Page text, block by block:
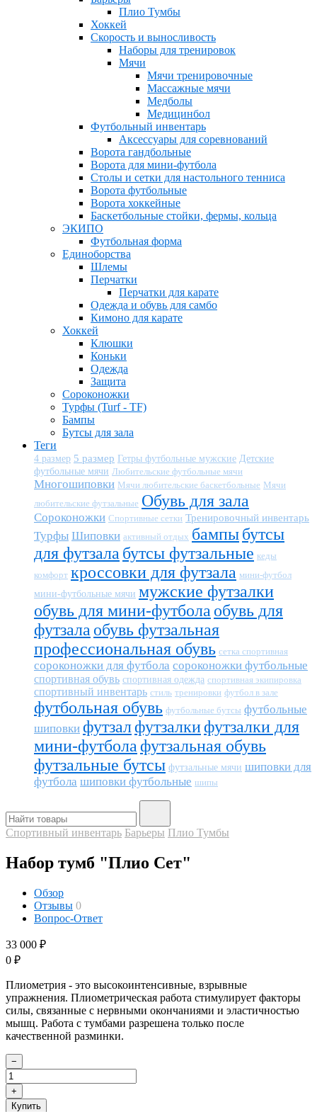
Плио Тумбы
Хоккей
Скорость и выносливость
Наборы для тренировок
Мячи
Мячи тренировочные
Массажные мячи
Медболы
Медицинбол
Футбольный инвентарь
Аксессуары для соревнований
Ворота гандбольные
Ворота для мини-футбола
Столы и сетки для настольного тенниса
Ворота футбольные
Ворота хоккейные
Баскетбольные стойки, фермы, кольца
ЭКИПО
Футбольная форма
Единоборства
Шлемы
Перчатки
Перчатки для карате
Одежда и обувь для самбо
Кимоно для карате
Хоккей
Клюшки
Коньки
Одежда
Защита
Сороконожки
Турфы (Turf - TF)
Бампы
Бутсы для зала
Теги
4 размер 5 размер Гетры футбольные мужские Детские
футбольные мячи Любительские футбольные мячи
Многошиповки Мячи любительские баскетбольные Мячи
любительские футзальные Обувь для зала
Сороконожки Спортивные сетки Тренировочный инвентарь
Турфы Шиповки активный отдых бампыбутсы
для футзала бутсы футзальные кеды
комфорт кроссовки для футзала мини-футбол
мини-футбольные мячи мужские футзалки
обувь для мини-футбола обувь для
футзала обувь футзальная
профессиональная обувь сетка спортивная
сороконожки для футбола сороконожки футбольные
спортивная обувь спортивная одежда спортивная экипировка
спортивный инвентарь стиль тренировки футбол в зале
футбольная обувь футбольные бутсы футбольные
шиповки футзалфутзалкифутзалки для
мини-футбола футзальная обувь
футзальные бутсы футзальные мячи шиповки для
футбола шиповки футбольные шипы
Спортивный инвентарь Барьеры Плио Тумбы
Набор тумб "Плио Сет"
Обзор
Отзывы 0
Вопрос-Ответ
33 000 ₽
0 ₽
Плиометрия - это высокоинтенсивные, взрывные
упражнения. Плиометрическая работа стимулирует факторы
силы, связанные с нервными окончаниями и эластичностью
мышц. Работа с тумбами разрешена только после
качественной разминки.
−
+
Купить